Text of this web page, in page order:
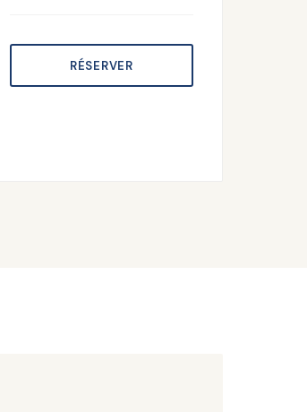
RÉSERVER